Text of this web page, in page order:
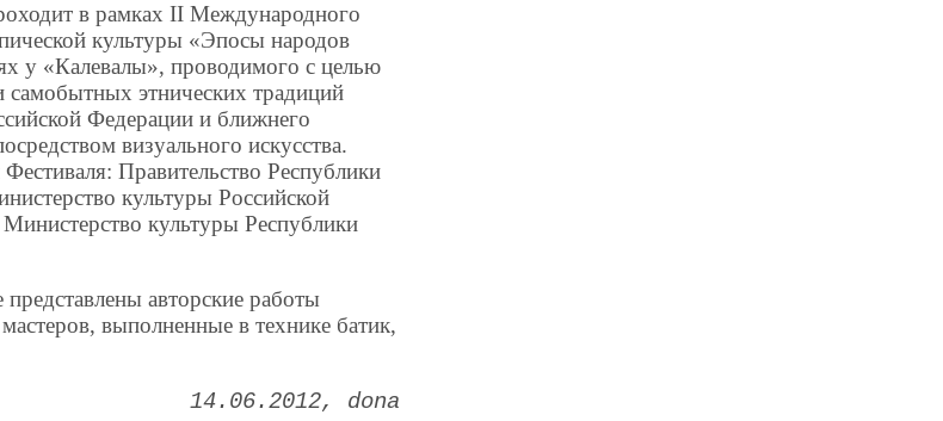
в рамках II Международного
культуры «Эпосы народов
у «Калевалы», проводимого с целью
самобытных этнических традиций
Федерации и ближнего
визуального искусства.
Правительство Республики
культуры Российской
культуры Республики
представлены авторские работы
выполненные в технике батик,
14.06.2012 dona